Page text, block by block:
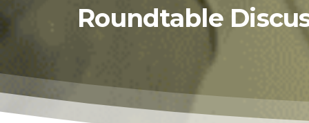
Roundtable